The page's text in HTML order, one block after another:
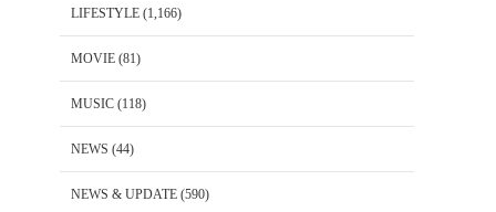
LIFESTYLE (1,166)
MOVIE (81)
MUSIC (118)
NEWS (44)
NEWS & UPDATE (590)